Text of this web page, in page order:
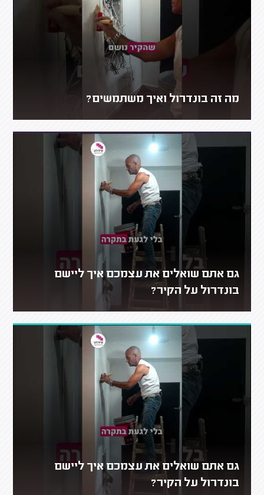
מה זה בונדרול ואיך משתמשים?
גם אתם שואלים את עצמכם איך ליישם
בונדרול על הקיר?
גם אתם שואלים את עצמכם איך ליישם
בונדרול על הקיר?